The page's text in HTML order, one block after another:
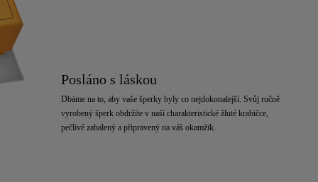
Posláno s láskou
Dbáme na to, aby vaše šperky byly co nejdokonalejší. Svůj ručně
vyrobený šperk obdržíte v naší charakteristické žluté krabičce,
pečlivě zabalený a připravený na váš okamžik.